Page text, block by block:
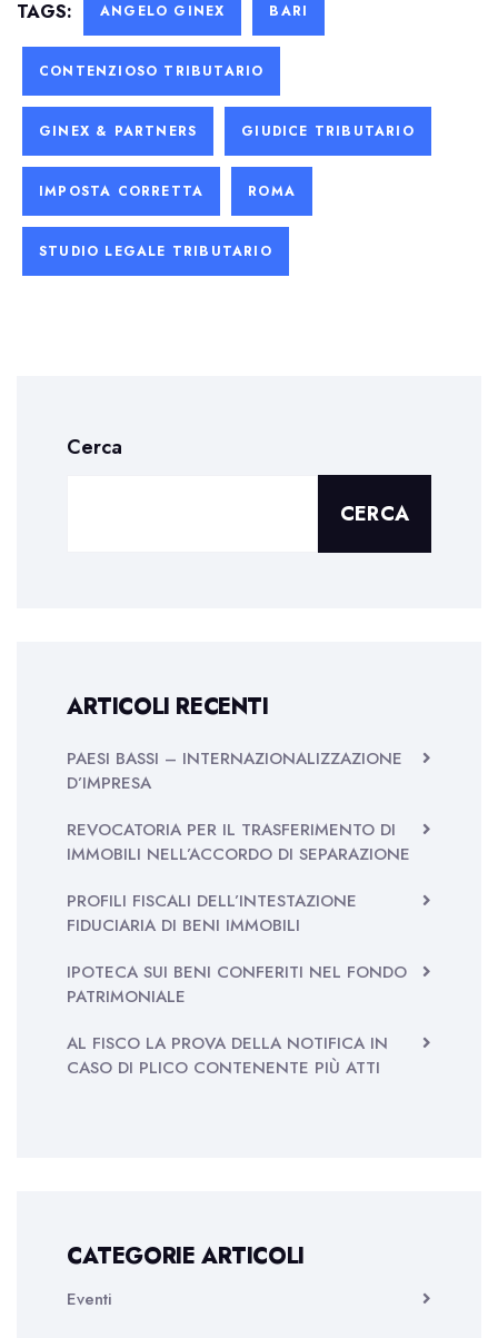
TAGS: ANGELO GINEX BARI
CONTENZIOSO TRIBUTARIO
GINEX & PARTNERS GIUDICE TRIBUTARIO
IMPOSTA CORRETTA ROMA
STUDIO LEGALE TRIBUTARIO
Cerca
CERCA
ARTICOLI RECENTI
PAESI BASSI – INTERNAZIONALIZZAZIONE
D’IMPRESA
REVOCATORIA PER IL TRASFERIMENTO DI
IMMOBILI NELL’ACCORDO DI SEPARAZIONE
PROFILI FISCALI DELL’INTESTAZIONE
FIDUCIARIA DI BENI IMMOBILI
IPOTECA SUI BENI CONFERITI NEL FONDO
PATRIMONIALE
AL FISCO LA PROVA DELLA NOTIFICA IN
CASO DI PLICO CONTENENTE PIÙ ATTI
CATEGORIE ARTICOLI
Eventi